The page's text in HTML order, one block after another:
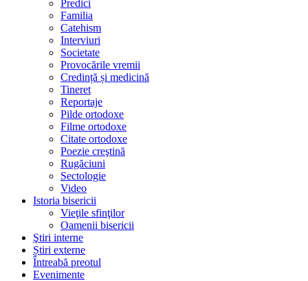
Predici
Familia
Catehism
Interviuri
Societate
Provocările vremii
Credință și medicină
Tineret
Reportaje
Pilde ortodoxe
Filme ortodoxe
Citate ortodoxe
Poezie creştină
Rugăciuni
Sectologie
Video
Istoria bisericii
Vieţile sfinţilor
Oamenii bisericii
Ştiri interne
Știri externe
Întreabă preotul
Evenimente